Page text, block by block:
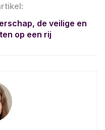
de veilige en
op een rij